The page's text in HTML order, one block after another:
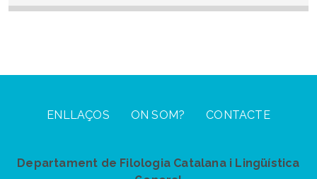
Menu
ENLLAÇOS ON SOM? CONTACTE
Departament de Filologia Catalana i Lingüística